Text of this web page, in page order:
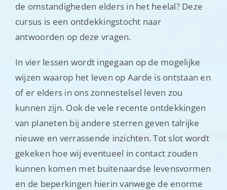
de omstandigheden elders in het heelal? Deze
cursus is een ontdekkingstocht naar
antwoorden op deze vragen.
In vier lessen wordt ingegaan op de mogelijke
wijzen waarop het leven op Aarde is ontstaan en
of er elders in ons zonnestelsel leven zou
kunnen zijn. Ook de vele recente ontdekkingen
van planeten bij andere sterren geven talrijke
nieuwe en verrassende inzichten. Tot slot wordt
gekeken hoe wij eventueel in contact zouden
kunnen komen met buitenaardse levensvormen
en de beperkingen hierin vanwege de enorme